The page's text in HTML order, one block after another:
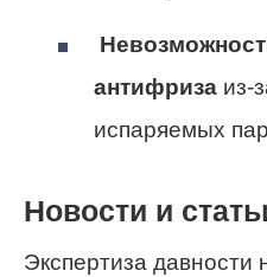
антифриза из-
испаряемых
Новости и
Экспертиза давности